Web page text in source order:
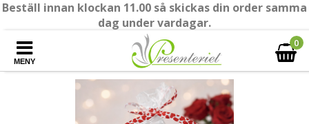
Beställ innan klockan 11.00 så skickas din order samma
dag under vardagar.
MENY
0